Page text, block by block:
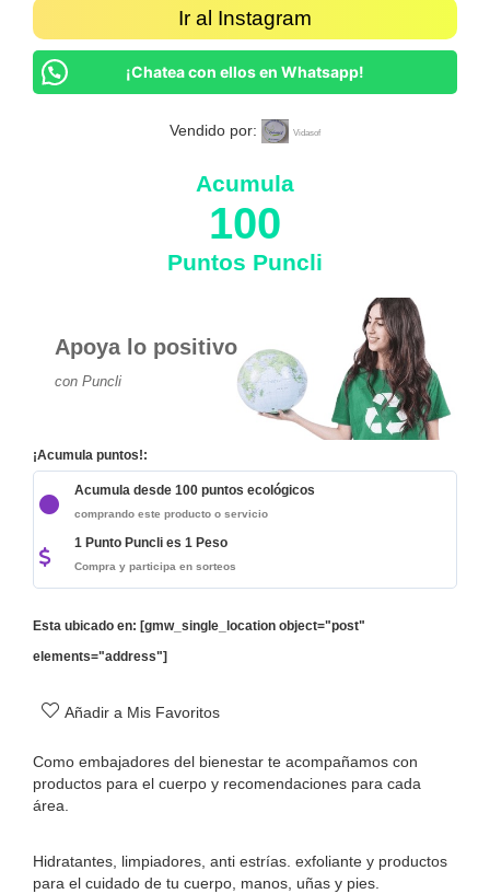
Ir al Instagram
¡Chatea con ellos en Whatsapp!
Vendido por: Vidasof
Acumula
100
Puntos Puncli
Apoya lo positivo
con Puncli
¡Acumula puntos!:
Acumula desde 100 puntos ecológicos
comprando este producto o servicio
1 Punto Puncli es 1 Peso
Compra y participa en sorteos
Esta ubicado en: [gmw_single_location object="post"
elements="address"]
Añadir a Mis Favoritos
Como embajadores del bienestar te acompañamos con
productos para el cuerpo y recomendaciones para cada
área.
Hidratantes, limpiadores, anti estrías. exfoliante y productos
para el cuidado de tu cuerpo, manos, uñas y pies.